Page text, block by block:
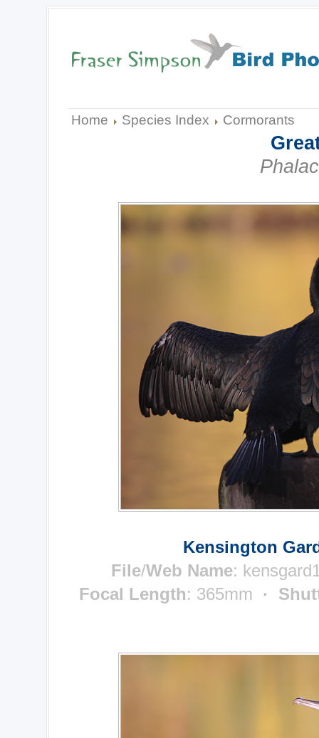
Home Species Index Cormorants
Kensington
File/Web Name:
Focal Length: 365mm ·